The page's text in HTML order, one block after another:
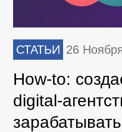
СТАТЬИ 26
How-to:
digital-